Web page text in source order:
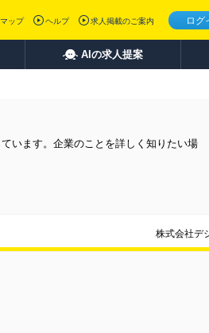
ログ
ップ ヘルプ 求人掲載のご案内
AIの求人提案
います。企業のことを詳しく知りたい場
株式会社デ